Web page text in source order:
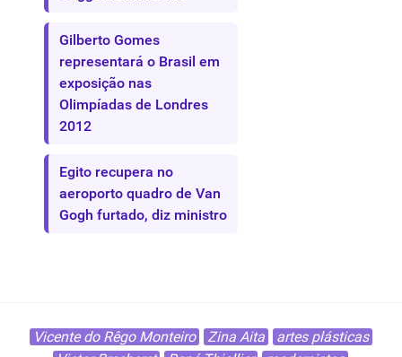
Gilberto Gomes
representará o Brasil em
exposição nas
Olimpíadas de Londres
2012
Egito recupera no
aeroporto quadro de Van
Gogh furtado, diz ministro
Vicente do Rêgo Monteiro Zina Aita
artes plásticas